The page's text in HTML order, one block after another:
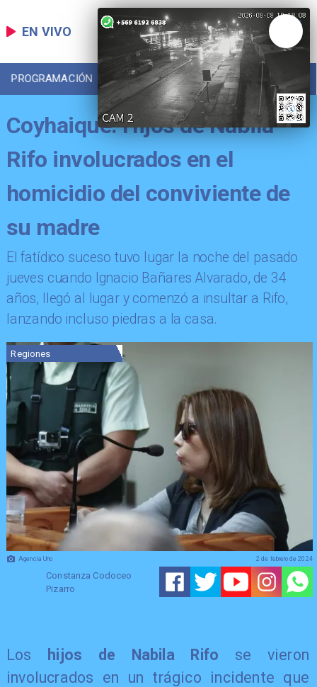
EN VIVO
PROGRAMACIÓN LOCAL DEPORTES
Coyhaique: Hijos de Nabila
Rifo involucrados en el
homicidio del conviviente de
su madre
​El fatídico suceso tuvo lugar la noche del pasado
jueves cuando Ignacio Bañares Alvarado, de 34
años, llegó al lugar y comenzó a insultar a Rifo,
lanzando incluso piedras a la casa.
Agencia Uno
Regiones
Constanza Codoceo
Pizarro
2 de febrero de 2024
Los hijos de Nabila Rifo se vieron
involucrados en un trágico incidente que